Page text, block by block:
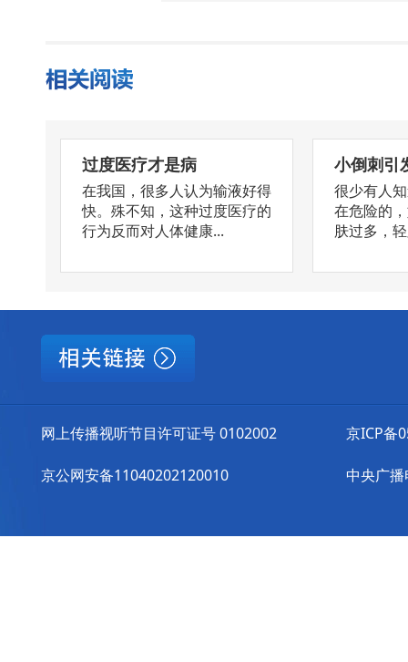
过度医疗才是病
在我国，很多人认为输液好得
快。殊不知，这种过度医疗的
行为反而对人体健康...
小倒刺引
很少有人
在危险的
肤过多，
网上传播视听节目许可证号 0102002
京公网安备11040202120010
京ICP备
中央广